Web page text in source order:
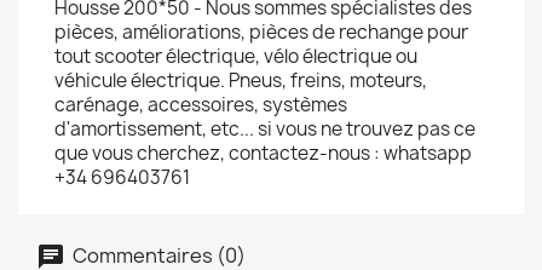
Housse 200*50 - Nous sommes spécialistes des
pièces, améliorations, pièces de rechange pour
tout scooter électrique, vélo électrique ou
véhicule électrique. Pneus, freins, moteurs,
carénage, accessoires, systèmes
d'amortissement, etc... si vous ne trouvez pas ce
que vous cherchez, contactez-nous : whatsapp
+34 696403761
Commentaires (0)